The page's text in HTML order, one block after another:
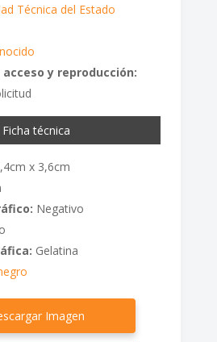
Técnica del Estado
acceso y reproducción:
Ficha técnica
x 3,6cm
Negativo
Gelatina
Imagen